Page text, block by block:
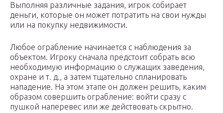
Выполняя различные задания, игрок собирает
деньги, которые он может потратить на свои нужды
или на покупку недвижимости.
Любое ограбление начинается с наблюдения за
объектом. Игроку сначала предстоит собрать всю
необходимую информацию о служащих заведения,
охране и т. д., а затем тщательно спланировать
нападение. На этом этапе он должен решить, каким
образом совершить ограбление: войти сразу с
пушкой наперевес или же действовать скрытно.